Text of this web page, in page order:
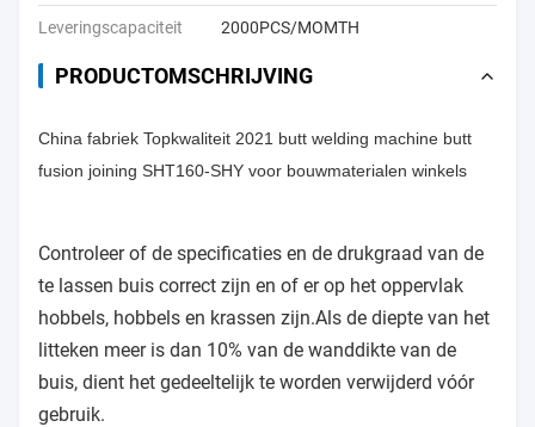
Leveringscapaciteit 2000PCS/MOMTH
PRODUCTOMSCHRIJVING
China fabriek Topkwaliteit 2021 butt welding machine butt
fusion joining SHT160-SHY voor bouwmaterialen winkels
Controleer of de specificaties en de drukgraad van de
te lassen buis correct zijn en of er op het oppervlak
hobbels, hobbels en krassen zijn.Als de diepte van het
litteken meer is dan 10% van de wanddikte van de
buis, dient het gedeeltelijk te worden verwijderd vóór
gebruik.